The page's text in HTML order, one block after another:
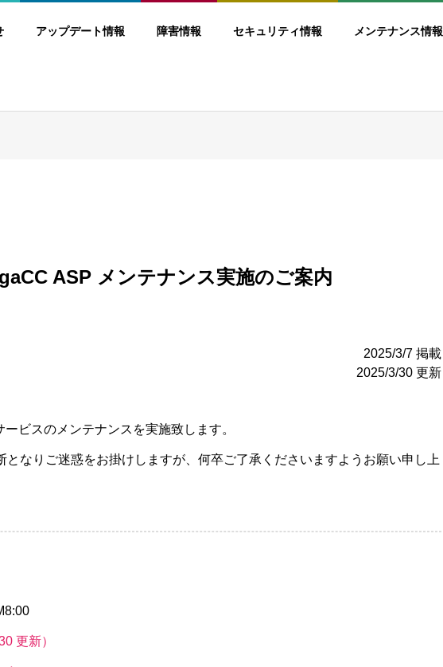
アップデート情報 障害情報 セキュリティ情報 メンテナンス情報
ASP メンテナンス実施のご案内
2025/3/7 掲載
2025/3/30 更新
ビスのメンテナンスを実施致します。
となりご迷惑をお掛けしますが、何卒ご了承くださいますようお願い申し上
更新）